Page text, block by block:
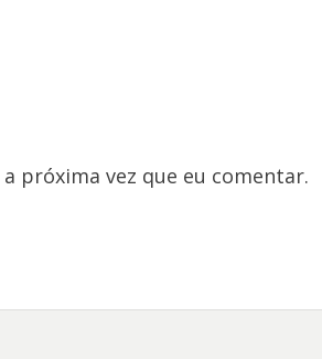
próxima vez que eu comentar.